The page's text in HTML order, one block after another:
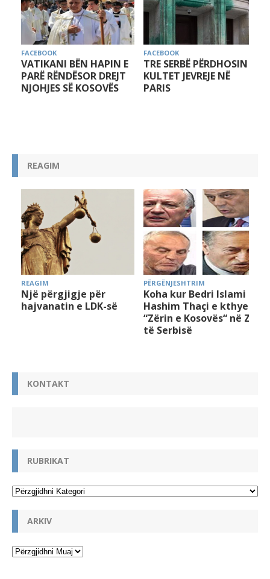
FACEBOOK
VATIKANI BËN HAPIN E
PARË RËNDËSOR DREJT
NJOHJES SË KOSOVËS
FACEBOOK
TRE SERBË PËRDHOSIN
KULTET JEVREJE NË
PARIS
REAGIM
REAGIM
Një përgjigje për
hajvanatin e LDK-së
PËRGËNJESHTRIM
Koha kur Bedri Islami e
Hashim Thaçi e kthyen
“Zërin e Kosovës“ në Zë
të Serbisë
KONTAKT
RUBRIKAT
ARKIV